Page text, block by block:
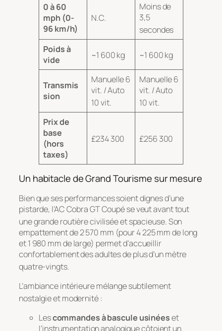
0 à 60
mph (0-
96 km/h)
N.C.
Moins de
3,5
secondes
Poids à
vide
~1 600 kg ~1 600 kg
Transmis
sion
Manuelle 6
vit. / Auto
10 vit.
Manuelle 6
vit. / Auto
10 vit.
Prix de
base
(hors
taxes)
£234 300 £256 300
Un habitacle de Grand Tourisme sur mesure
Bien que ses performances soient dignes d’une
pistarde, l’AC Cobra GT Coupé se veut avant tout
une grande routière civilisée et spacieuse. Son
empattement de 2 570 mm (pour 4 225 mm de long
et 1 980 mm de large) permet d’accueillir
confortablement des adultes de plus d’un mètre
quatre-vingts.
L’ambiance intérieure mélange subtilement
nostalgie et modernité:
Lescommandes à bascule usinéeset
l’instrumentation analogique côtoient un